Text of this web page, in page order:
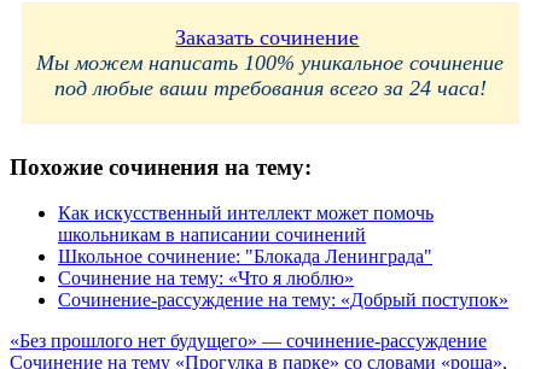
Заказать сочинение
Мы можем написать 100% уникальное сочинение
под любые ваши требования всего за 24 часа!
Похожие сочинения на тему:
Как искусственный интеллект может помочь
школьникам в написании сочинений
Школьное сочинение: "Блокада Ленинграда"
Сочинение на тему: «Что я люблю»
Сочинение-рассуждение на тему: «Добрый поступок»
Навигация
«Без прошлого нет будущего» — сочинение-рассуждение
Сочинение на тему «Прогулка в парке» со словами «роща»,